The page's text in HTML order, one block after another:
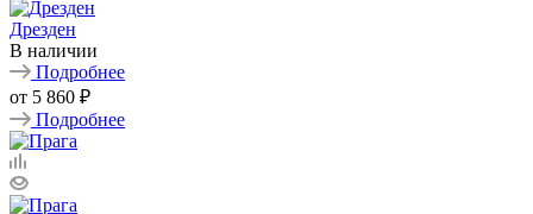
Дрезден
В наличии
Подробнее
от 5 860 ₽
Подробнее